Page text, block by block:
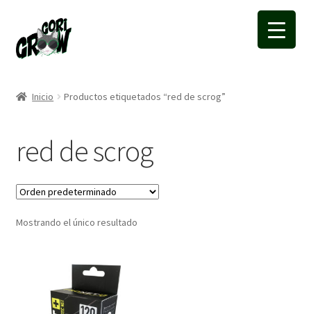
a
la
a
la
Inicio Productos etiquetados “red de scrog”
red de scrog
Mostrando el único resultado